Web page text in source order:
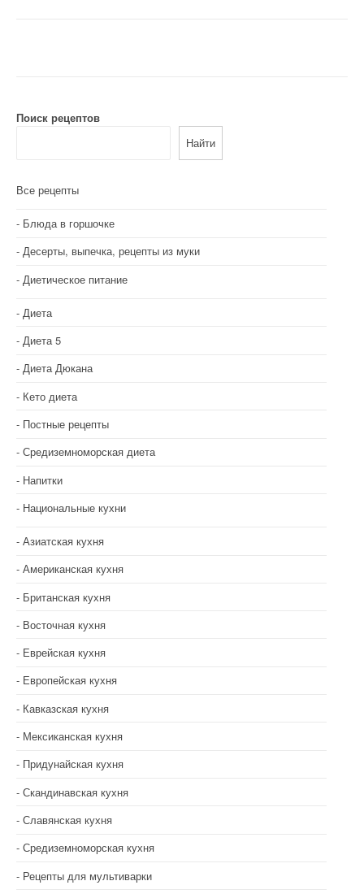
а
и
п
о
а
п
и
с
я
м
Поиск рецептов
Найти
Все рецепты
Блюда в горшочке
Десерты, выпечка, рецепты из муки
Диетическое питание
Диета
Диета 5
Диета Дюкана
Кето диета
Постные рецепты
Средиземноморская диета
Напитки
Национальные кухни
Азиатская кухня
Американская кухня
Британская кухня
Восточная кухня
Еврейская кухня
Европейская кухня
Кавказская кухня
Мексиканская кухня
Придунайская кухня
Скандинавская кухня
Славянская кухня
Средиземноморская кухня
Рецепты для мультиварки